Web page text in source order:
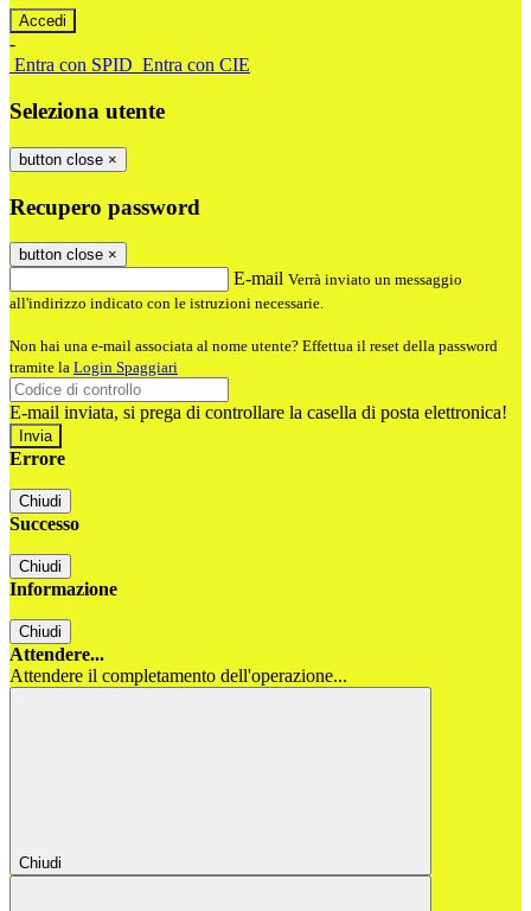
-
Entra con SPID Entra con CIE
Seleziona utente
button close ×
Recupero password
button close ×
E-mail Verrà inviato un messaggio
all'indirizzo indicato con le istruzioni necessarie.
Non hai una e-mail associata al nome utente? Effettua il reset della password
tramite la Login Spaggiari
E-mail inviata, si prega di controllare la casella di posta elettronica!
Errore
Chiudi
Successo
Chiudi
Informazione
Chiudi
Attendere...
Attendere il completamento dell'operazione...
Chiudi